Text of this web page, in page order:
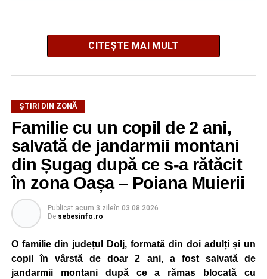
La ediția din acest an au participat peste 200 de cadre
didactice din întreaga țară. Printre participanți s-au aflat
profesori debutanți, profesori cu experiență, inspectori
școlari, directori de școli, consilieri școlari, educatori și
învățători, reprezentând aproape toate disciplinele din
sistemul de învățământ.
Participare, consens și asumare în școală
Tema ediției din acest an a pornit de la convingerea că
importante resurse: experiența profesorilor. Provocarea nu
este lipsa ideilor, ci identificarea unor contexte în care
CITEȘTE MAI MULT
ȘTIRI DIN ZONĂ
Familie cu un copil de 2 ani,
salvată de jandarmii montani
din Șugag după ce s-a rătăcit
în zona Oașa – Poiana Muierii
Publicat acum 3 zileîn 03.08.2026
De sebesinfo.ro
O familie din județul Dolj, formată din doi adulți și un
copil în vârstă de doar 2 ani, a fost salvată de
jandarmii montani după ce a rămas blocată cu